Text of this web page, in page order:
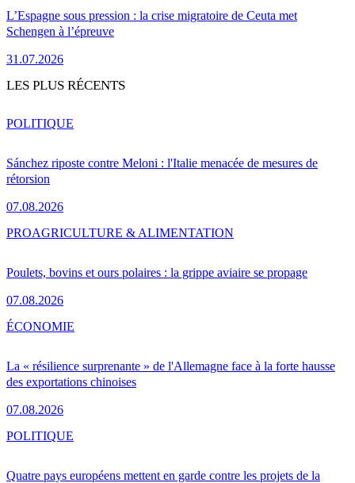
L’Espagne sous pression : la crise migratoire de Ceuta met
Schengen à l’épreuve
31.07.2026
LES PLUS RÉCENTS
Sánchez riposte contre Meloni : l'Italie menacée de mesures de
rétorsion
07.08.2026
POLITIQUE
Poulets, bovins et ours polaires : la grippe aviaire se propage
07.08.2026
PROAGRICULTURE & ALIMENTATION
La « résilience surprenante » de l'Allemagne face à la forte hausse
des exportations chinoises
07.08.2026
ÉCONOMIE
Quatre pays européens mettent en garde contre les projets de la
POLITIQUE